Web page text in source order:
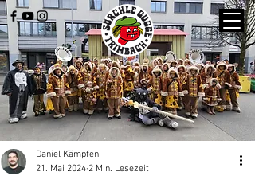
Daniel Kämpfen
21. Mai 2024 2 Min. Lesezeit